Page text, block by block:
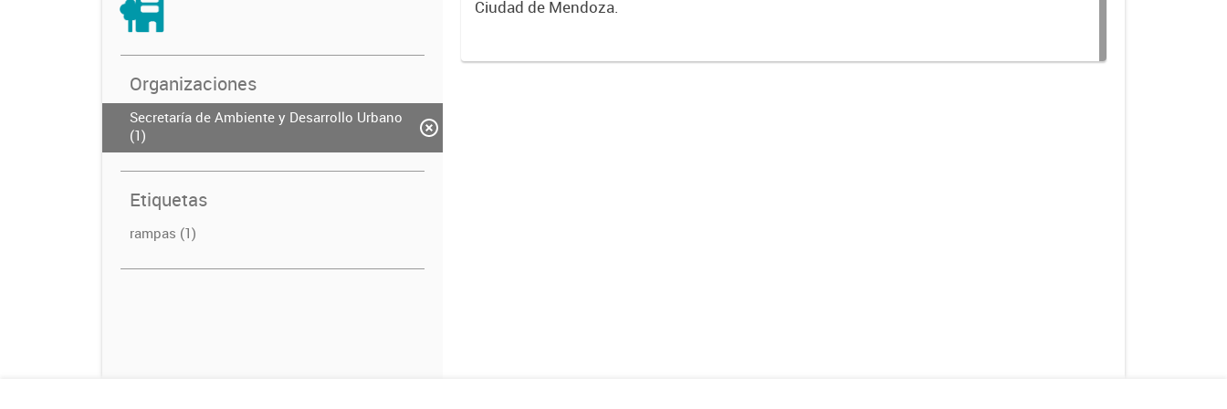
Organizaciones
Secretaría de Ambiente y Desarrollo Urbano
(1)
Etiquetas
rampas (1)
Ciudad de Mendoza.